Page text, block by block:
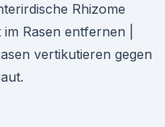
Rhizome
Rasen entfernen |
vertikutieren gegen